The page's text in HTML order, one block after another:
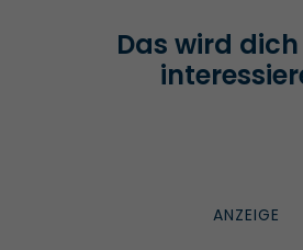
Das wird